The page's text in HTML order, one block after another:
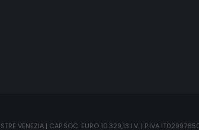
VENEZIA | CAP.SOC. EURO 10.329,13 I.V. | P.IVA